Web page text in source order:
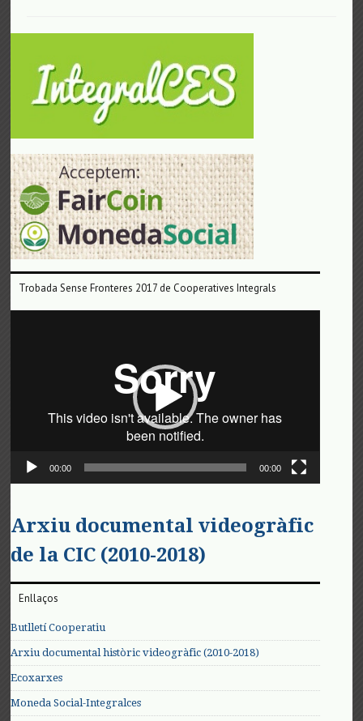
Trobada Sense Fronteres 2017 de Cooperatives Integrals
00:00 00:00
Arxiu documental videogràfic
de la CIC (2010-2018)
Enllaços
Butlletí Cooperatiu
Arxiu documental històric videogràfic (2010-2018)
Ecoxarxes
Moneda Social-Integralces